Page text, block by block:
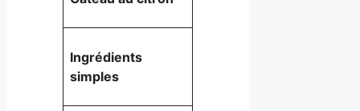
Ingrédients
simples